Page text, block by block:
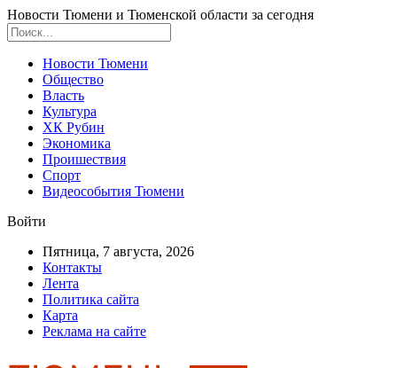
Новости Тюмени и Тюменской области за сегодня
Новости Тюмени
Общество
Власть
Культура
ХК Рубин
Экономика
Проишествия
Спорт
Видеособытия Тюмени
Войти
Пятница, 7 августа, 2026
Контакты
Лента
Политика сайта
Карта
Реклама на сайте